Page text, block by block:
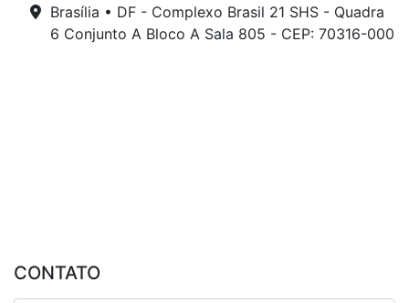
Brasília • DF - Complexo Brasil 21 SHS - Quadra
6 Conjunto A Bloco A Sala 805 - CEP: 70316-000
CONTATO